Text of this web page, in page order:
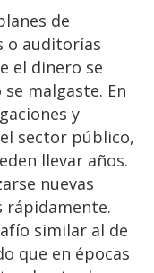
de
o auditorías
el dinero se
malgaste. En
y
sector público,
llevar años.
nuevas
rápidamente.
similar al de
que en épocas